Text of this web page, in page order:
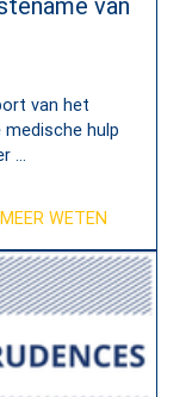
van het
medische hulp
...
MEER WETEN